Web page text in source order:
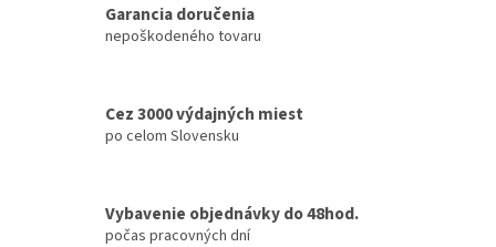
Garancia doručenia
nepoškodeného tovaru
Cez 3000 výdajných miest
po celom Slovensku
Vybavenie objednávky do 48hod.
počas pracovných dní